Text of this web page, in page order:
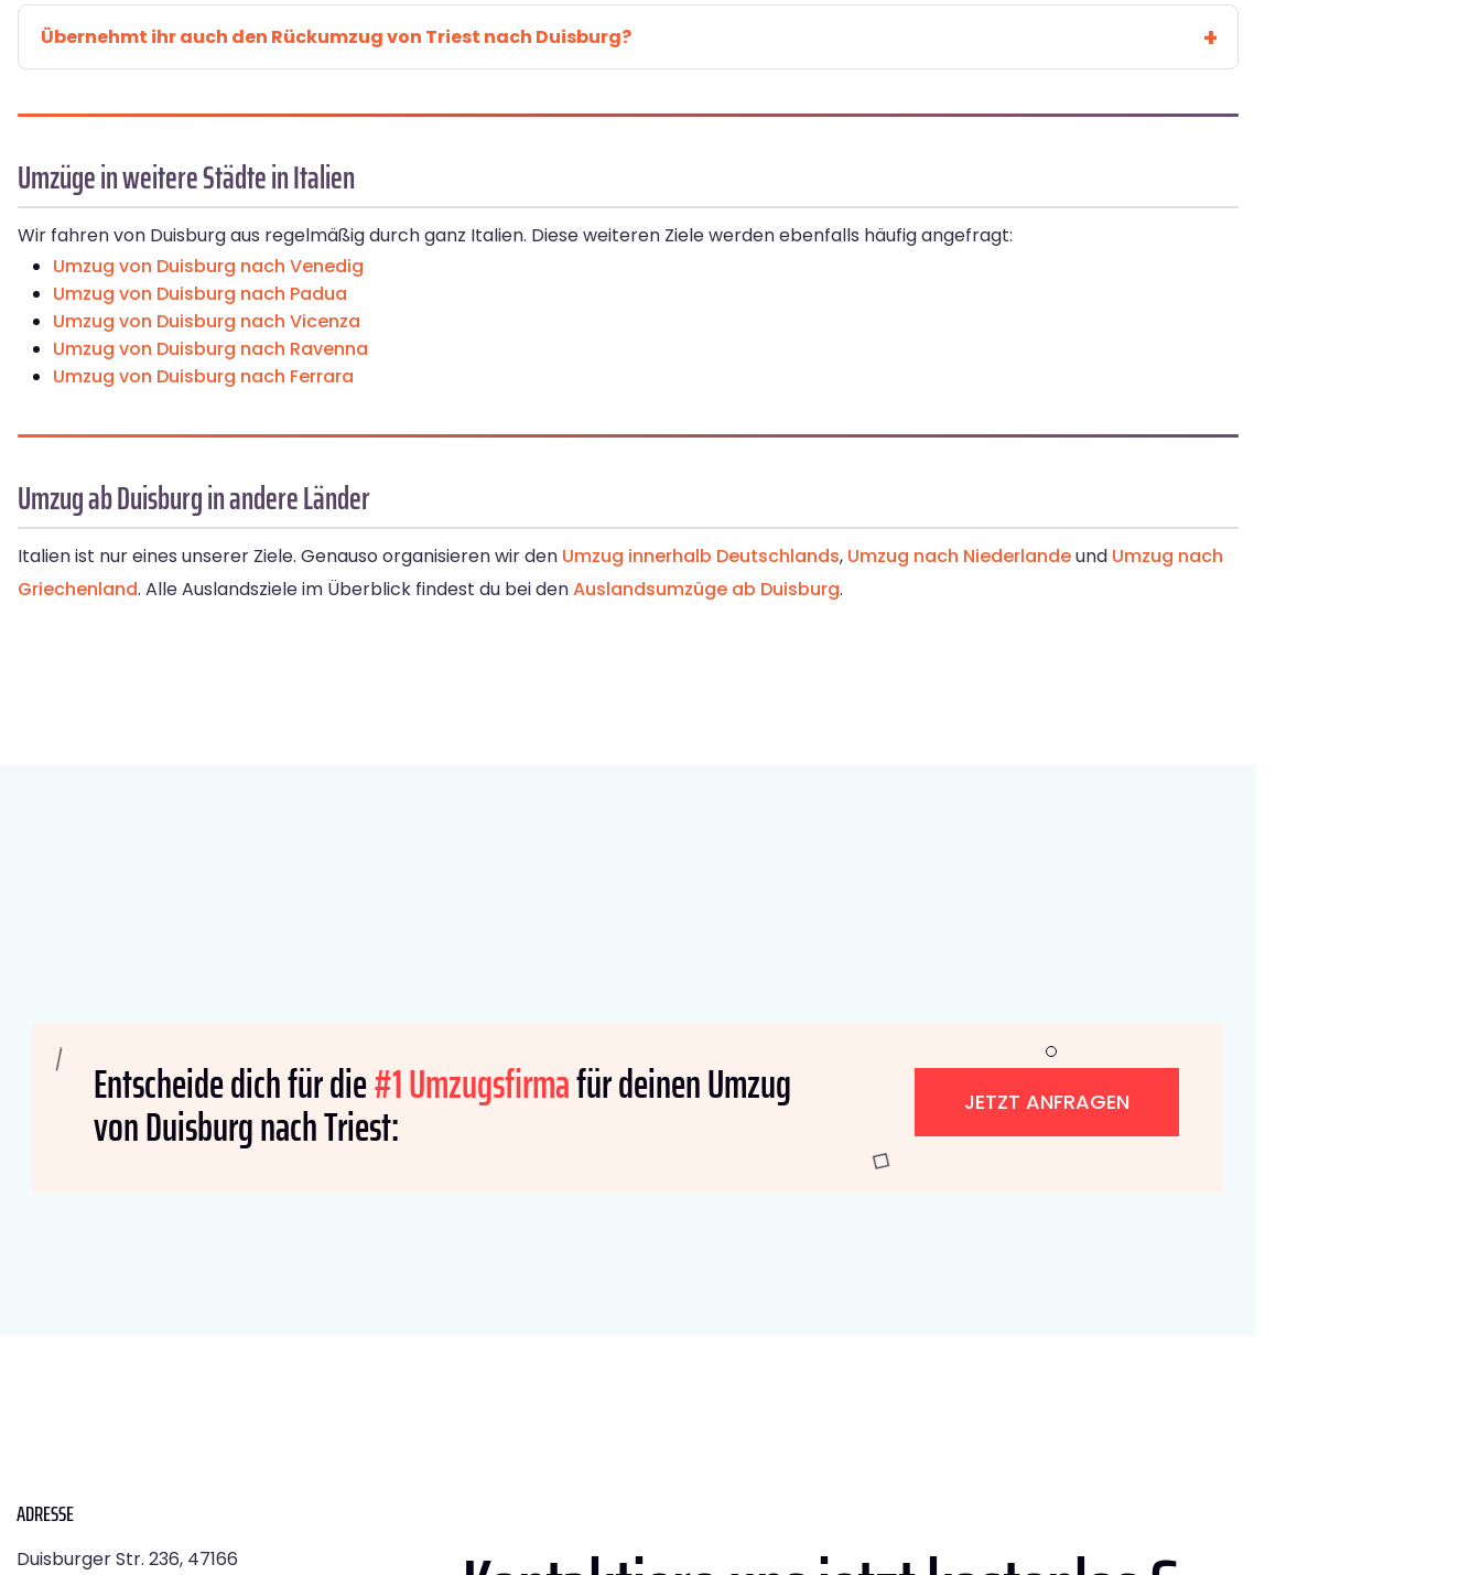
Übernehmt ihr auch den Rückumzug von Triest nach Duisburg?
Umzüge in weitere Städte in Italien
Wir fahren von Duisburg aus regelmäßig durch ganz Italien. Diese weiteren Ziele werden ebenfalls häufig angefragt:
Umzug von Duisburg nach Venedig
Umzug von Duisburg nach Padua
Umzug von Duisburg nach Vicenza
Umzug von Duisburg nach Ravenna
Umzug von Duisburg nach Ferrara
Umzug ab Duisburg in andere Länder
Italien ist nur eines unserer Ziele. Genauso organisieren wir den Umzug innerhalb Deutschlands, Umzug nach Niederlandeund Umzug nach
Griechenland. Alle Auslandsziele im Überblick findest du bei denAuslandsumzüge ab Duisburg.
Entscheide dich für die#1 Umzugsfirmafür deinen Umzug
von Duisburg nach Triest: JETZT ANFRAGEN
ADRESSE
Duisburger Str. 236, 47166